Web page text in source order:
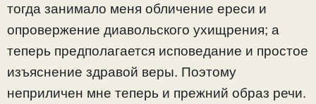
тогда занимало меня обличение ереси и
опровержение диавольского ухищрения; а
теперь предполагается исповедание и простое
изъяснение здравой веры. Поэтому
неприличен мне теперь и прежний образ речи.